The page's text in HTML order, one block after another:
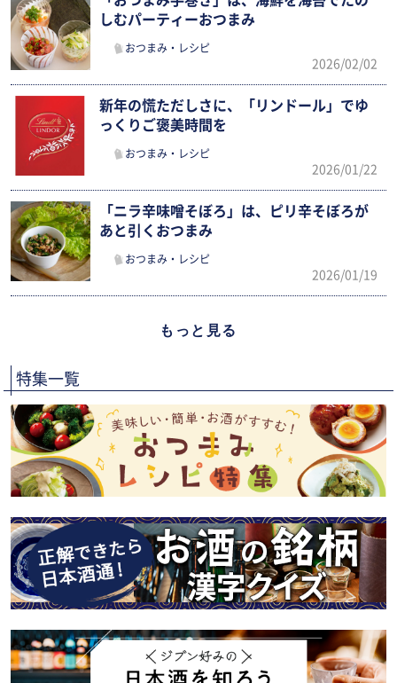
しむパーティーおつまみ
おつまみ・レシピ
2026/02/02
新年の慌ただしさに、「リンドール」でゆ
っくりご褒美時間を
おつまみ・レシピ
2026/01/22
「ニラ辛味噌そぼろ」は、ピリ辛そぼろが
あと引くおつまみ
おつまみ・レシピ
2026/01/19
もっと見る
特集一覧